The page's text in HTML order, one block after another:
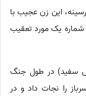
این زن عجیب با
العاده نظامی در سال 1943 به نفر شماره یک مورد تعقیب
سفید) در طول جنگ
را نجات داد و در